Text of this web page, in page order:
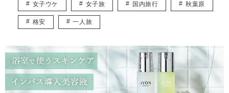
女子ウケ 女子旅 国内旅行 秋葉原
格安 一人旅